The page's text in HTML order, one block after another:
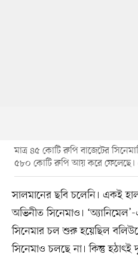
মাত্র ৪৫ কোটি রুপি বাজেটের
৫৮০ কোটি রুপি আয় করে
সালমানের ছবি চলেনি। একই
অভিনীত সিনেমাও।
সিনেমার চল শুরু হয়েছিল
সিনেমাও চলছে না। কিন্তু হঠাৎই